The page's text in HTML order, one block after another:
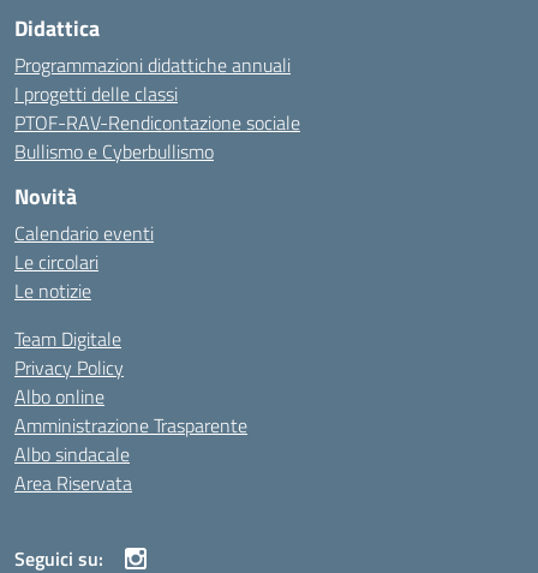
Didattica
Programmazioni didattiche annuali
I progetti delle classi
PTOF-RAV-Rendicontazione sociale
Bullismo e Cyberbullismo
Novità
Calendario eventi
Le circolari
Le notizie
Team Digitale
Privacy Policy
Albo online
Amministrazione Trasparente
Albo sindacale
Area Riservata
Seguici su: